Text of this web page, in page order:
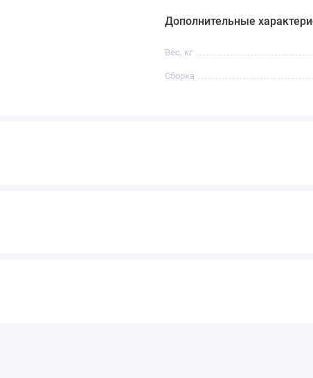
Дополнительные
Вес, кг
Сборка